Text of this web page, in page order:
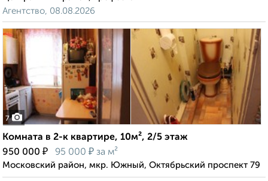
Агентство, 08.08.2026
7
Комната в 2-к квартире, 10м², 2/5 этаж
950 000 ₽ 95 000 ₽ за м²
Московский район, мкр. Южный, Октябрьский проспект 79